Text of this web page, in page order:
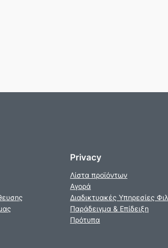
Privacy
Λίστα προϊόντων
Αγορά
Διαδικτυακές Υπηρεσίες
Παράδειγμα & Επίδειξη
Πρότυπα